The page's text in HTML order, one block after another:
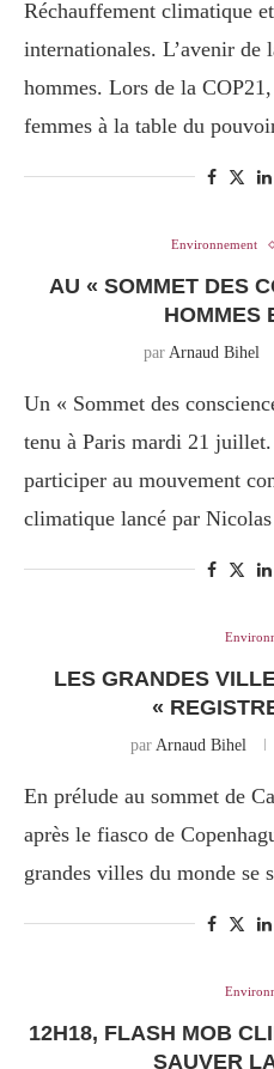
Réchauffement climatique
internationales. L’avenir de
hommes. Lors de la
femmes à la table du
Environnement
AU « SOMMET DES
HOMMES
par Arnaud Bihel
Un « Sommet des
tenu à Paris mardi 21
participer au mouvement
climatique lancé par
LES GRANDES
«
par Arnaud Bihel
En prélude au sommet de
après le fiasco de
grandes villes du monde se
12H18, FLASH MOB
SAUVER